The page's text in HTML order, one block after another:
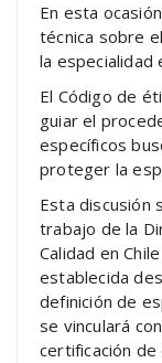
En esta
técnica sobre
la especialidad
El Código de
guiar el
específicos
proteger la
Esta discusión
trabajo de la
Calidad en
establecida
definición de
se vinculará
certificación